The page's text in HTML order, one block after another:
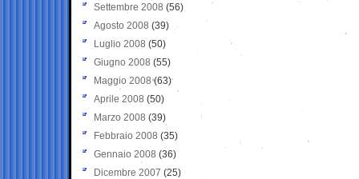
Settembre 2008 (56)
Agosto 2008 (39)
Luglio 2008 (50)
Giugno 2008 (55)
Maggio 2008(63)
Aprile 2008 (50)
Marzo 2008 (39)
Febbraio 2008 (35)
Gennaio 2008 (36)
Dicembre 2007 (25)